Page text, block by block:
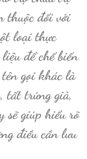
thuộc đối với
loại thực
để chế biến
gọi khác là
tất trứng già,
sẽ giúp hiểu rõ
điều cần lưu